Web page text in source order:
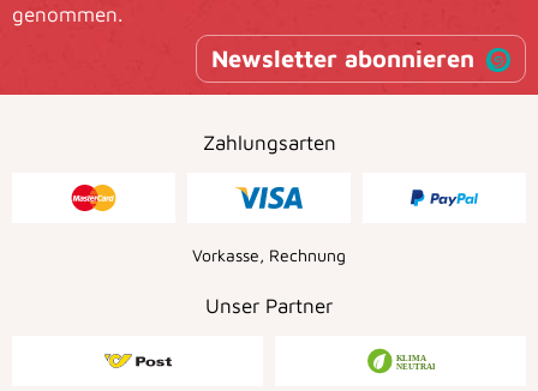
genommen.
Newsletter abonnieren
Zahlungsarten
Vorkasse, Rechnung
Unser Partner